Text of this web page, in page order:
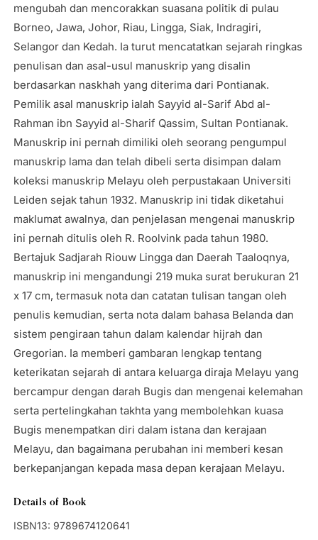
mengubah dan mencorakkan suasana politik di pulau
Borneo, Jawa, Johor, Riau, Lingga, Siak, Indragiri,
Selangor dan Kedah. Ia turut mencatatkan sejarah ringkas
penulisan dan asal-usul manuskrip yang disalin
berdasarkan naskhah yang diterima dari Pontianak.
Pemilik asal manuskrip ialah Sayyid al-Sarif Abd al-
Rahman ibn Sayyid al-Sharif Qassim, Sultan Pontianak.
Manuskrip ini pernah dimiliki oleh seorang pengumpul
manuskrip lama dan telah dibeli serta disimpan dalam
koleksi manuskrip Melayu oleh perpustakaan Universiti
Leiden sejak tahun 1932. Manuskrip ini tidak diketahui
maklumat awalnya, dan penjelasan mengenai manuskrip
ini pernah ditulis oleh R. Roolvink pada tahun 1980.
Bertajuk Sadjarah Riouw Lingga dan Daerah Taaloqnya,
manuskrip ini mengandungi 219 muka surat berukuran 21
x 17 cm, termasuk nota dan catatan tulisan tangan oleh
penulis kemudian, serta nota dalam bahasa Belanda dan
sistem pengiraan tahun dalam kalendar hijrah dan
Gregorian. Ia memberi gambaran lengkap tentang
keterikatan sejarah di antara keluarga diraja Melayu yang
bercampur dengan darah Bugis dan mengenai kelemahan
serta pertelingkahan takhta yang membolehkan kuasa
Bugis menempatkan diri dalam istana dan kerajaan
Melayu, dan bagaimana perubahan ini memberi kesan
berkepanjangan kepada masa depan kerajaan Melayu.
Details of Book
ISBN13: 9789674120641